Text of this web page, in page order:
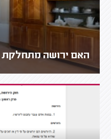
האם ירושה מתחלקת